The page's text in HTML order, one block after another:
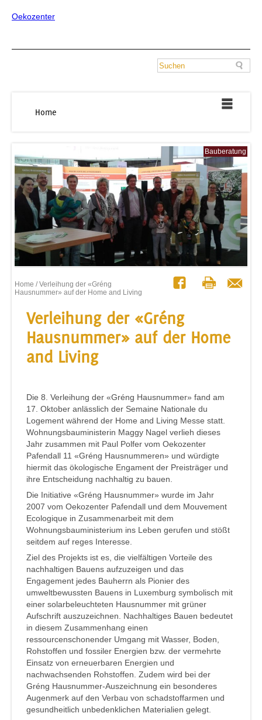
Oekozenter
Home
Bauberatung
Home / Verleihung der «Gréng
Hausnummer» auf der Home and Living
Verleihung der «Gréng
Hausnummer» auf der Home
and Living
Die 8. Verleihung der «Gréng Hausnummer» fand am
17. Oktober anlässlich der Semaine Nationale du
Logement während der Home and Living Messe statt.
Wohnungsbauministerin Maggy Nagel verlieh dieses
Jahr zusammen mit Paul Polfer vom Oekozenter
Pafendall 11 «Gréng Hausnummeren» und würdigte
hiermit das ökologische Engament der Preisträger und
ihre Entscheidung nachhaltig zu bauen.
Die Initiative «Gréng Hausnummer» wurde im Jahr
2007 vom Oekozenter Pafendall und dem Mouvement
Ecologique in Zusammenarbeit mit dem
Wohnungsbauministerium ins Leben gerufen und stößt
seitdem auf reges Interesse.
Ziel des Projekts ist es, die vielfältigen Vorteile des
nachhaltigen Bauens aufzuzeigen und das
Engagement jedes Bauherrn als Pionier des
umweltbewussten Bauens in Luxemburg symbolisch mit
einer solarbeleuchteten Hausnummer mit grüner
Aufschrift auszuzeichnen. Nachhaltiges Bauen bedeutet
in diesem Zusammenhang einen
ressourcenschonender Umgang mit Wasser, Boden,
Rohstoffen und fossiler Energien bzw. der vermehrte
Einsatz von erneuerbaren Energien und
nachwachsenden Rohstoffen. Zudem wird bei der
Gréng Hausnummer-Auszeichnung ein besonderes
Augenmerk auf den Verbau von schadstoffarmen und
gesundheitlich unbedenklichen Materialien gelegt.